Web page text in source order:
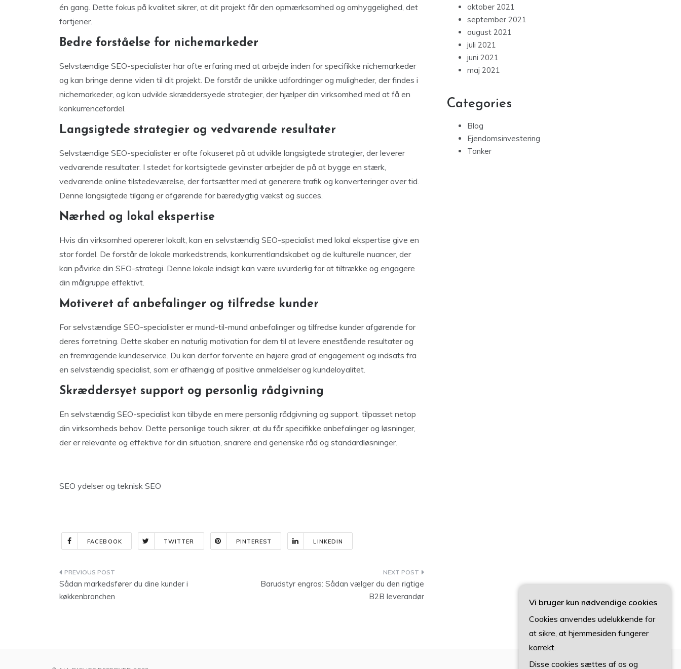
én gang. Dette fokus på kvalitet sikrer, at dit projekt får den opmærksomhed og omhyggelighed, det
fortjener.
Bedre forståelse for nichemarkeder
Selvstændige SEO-specialister har ofte erfaring med at arbejde inden for specifikke nichemarkeder
og kan bringe denne viden til dit projekt. De forstår de unikke udfordringer og muligheder, der findes i
nichemarkeder, og kan udvikle skræddersyede strategier, der hjælper din virksomhed med at få en
konkurrencefordel.
Langsigtede strategier og vedvarende resultater
Selvstændige SEO-specialister er ofte fokuseret på at udvikle langsigtede strategier, der leverer
vedvarende resultater. I stedet for kortsigtede gevinster arbejder de på at bygge en stærk,
vedvarende online tilstedeværelse, der fortsætter med at generere trafik og konverteringer over tid.
Denne langsigtede tilgang er afgørende for bæredygtig vækst og succes.
Nærhed og lokal ekspertise
Hvis din virksomhed opererer lokalt, kan en selvstændig SEO-specialist med lokal ekspertise give en
stor fordel. De forstår de lokale markedstrends, konkurrentlandskabet og de kulturelle nuancer, der
kan påvirke din SEO-strategi. Denne lokale indsigt kan være uvurderlig for at tiltrække og engagere
din målgruppe effektivt.
Motiveret af anbefalinger og tilfredse kunder
For selvstændige SEO-specialister er mund-til-mund anbefalinger og tilfredse kunder afgørende for
deres forretning. Dette skaber en naturlig motivation for dem til at levere enestående resultater og
en fremragende kundeservice. Du kan derfor forvente en højere grad af engagement og indsats fra
en selvstændig specialist, som er afhængig af positive anmeldelser og kundeloyalitet.
Skræddersyet support og personlig rådgivning
En selvstændig SEO-specialist kan tilbyde en mere personlig rådgivning og support, tilpasset netop
din virksomheds behov. Dette personlige touch sikrer, at du får specifikke anbefalinger og løsninger,
der er relevante og effektive for din situation, snarere end generiske råd og standardløsninger.
SEO ydelser og teknisk SEO
FACEBOOK TWITTER PINTEREST LINKEDIN
Indlægsnavigation
Sådan markedsfører du dine kunder i
køkkenbranchen
Barudstyr engros: Sådan vælger du den rigtige
B2B leverandør
oktober 2021
september 2021
august 2021
juli 2021
juni 2021
maj 2021
Categories
Blog
Ejendomsinvestering
Tanker
Vi bruger kun nødvendige cookies
Cookies anvendes udelukkende for
at sikre, at hjemmesiden fungerer
korrekt.
Disse cookies sættes af os og